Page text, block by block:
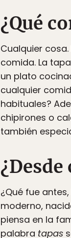
¿Qué
Cualquier
comida. La
un plato
cualquier
habituales?
chipirones o
también
¿Qué fue
moderno,
piensa en la
palabra tapas